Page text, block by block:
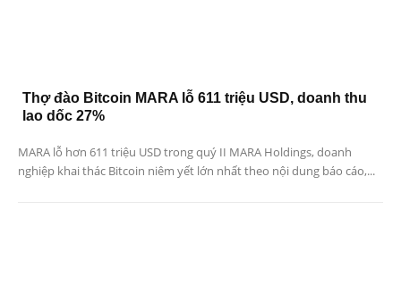
Thợ đào Bitcoin MARA lỗ 611 triệu USD, doanh thu
lao dốc 27%
MARA lỗ hơn 611 triệu USD trong quý II MARA Holdings, doanh
nghiệp khai thác Bitcoin niêm yết lớn nhất theo nội dung báo cáo,...